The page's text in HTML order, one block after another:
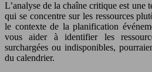
L’analyse de la chaîne critique est une
qui se concentre sur les ressources
le contexte de la planification
vous aider à identifier les
surchargées ou indisponibles,
du calendrier.